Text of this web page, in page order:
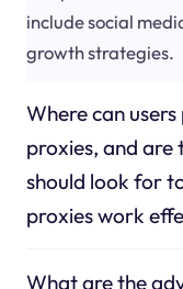
include social
growth strategies.
Where can
proxies, and are
should look for
proxies work
What are the